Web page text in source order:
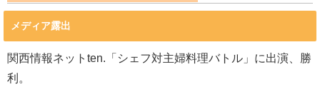
メディア露出
関西情報ネットten.「シェフ対主婦料理バトル」に出演、勝
利。